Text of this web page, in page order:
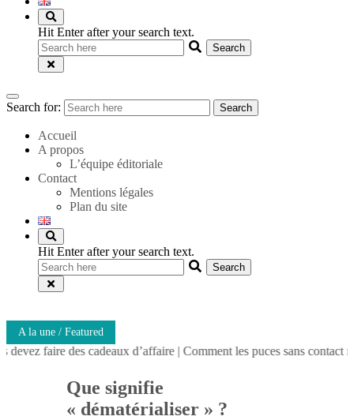
Hit Enter after your search text.
Search for: Search
Accueil
A propos
L’équipe éditoriale
Contact
Mentions légales
Plan du site
Hit Enter after your search text.
A la une / Featured
des cadeaux d’affaire| Comment les puces sans contact
Que signifie
« dématérialiser » ?